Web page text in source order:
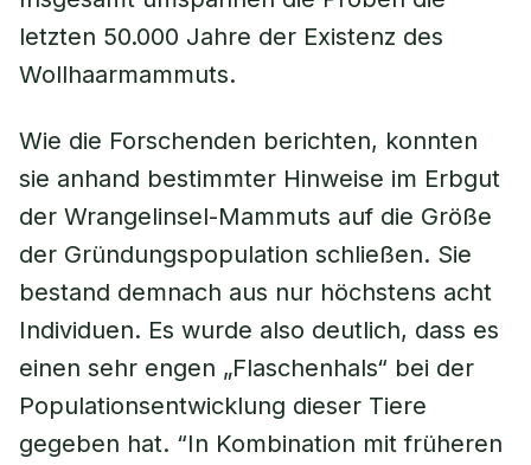
letzten 50.000 Jahre der Existenz des
Wollhaarmammuts.
Wie die Forschenden berichten, konnten
sie anhand bestimmter Hinweise im Erbgut
der Wrangelinsel-Mammuts auf die Größe
der Gründungspopulation schließen. Sie
bestand demnach aus nur höchstens acht
Individuen. Es wurde also deutlich, dass es
einen sehr engen „Flaschenhals“ bei der
Populationsentwicklung dieser Tiere
gegeben hat. “In Kombination mit früheren